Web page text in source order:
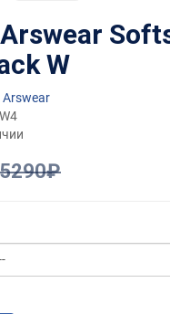
W
Arswear
5290₽